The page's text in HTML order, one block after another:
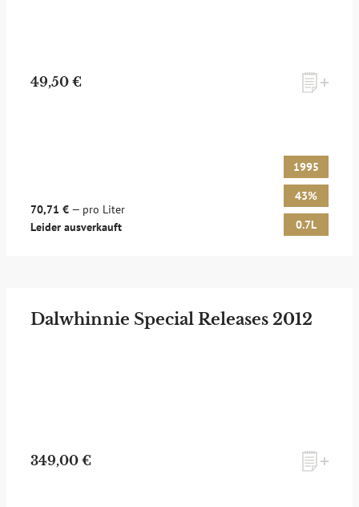
49,50 €
70,71 € — pro Liter
Leider ausverkauft
1995
43%
0.7L
Dalwhinnie Special Releases 2012
349,00 €